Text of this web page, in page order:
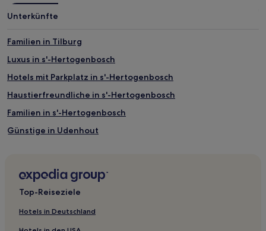
Verfügbarkeiten
können
ändern.
Es
können
Bedingungen
gelten.
Unterkünfte
Familien in Tilburg
Luxus in s'-Hertogenbosch
Hotels mit Parkplatz in s'-Hertogenbosch
Haustierfreundliche in s'-Hertogenbosch
Familien in s'-Hertogenbosch
Günstige in Udenhout
Haustierfreundliche in Schaijk
Top-Reiseziele
Hotels in Deutschland